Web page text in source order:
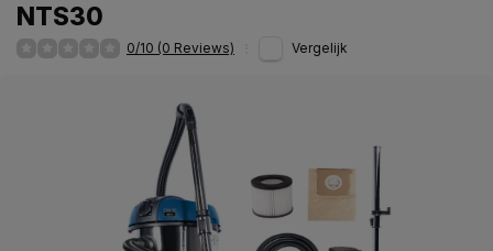
NTS30
0/10 (0 Reviews) Vergelijk